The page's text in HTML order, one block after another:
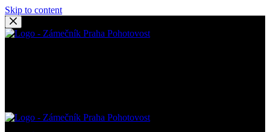
Skip to content